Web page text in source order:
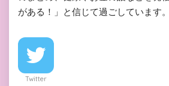
がある！」と信じて過ごしています。
Twitter